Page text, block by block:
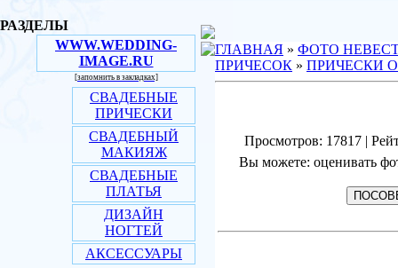
РАЗДЕЛЫ
WWW.WEDDING-
IMAGE.RU
[запомнить в закладках]
СВАДЕБНЫЕ
ПРИЧЕСКИ
СВАДЕБНЫЙ
МАКИЯЖ
СВАДЕБНЫЕ
ПЛАТЬЯ
ДИЗАЙН
НОГТЕЙ
АКСЕССУАРЫ
ГЛАВНАЯ » ФОТО
ПРИЧЕСОК » ПРИЧЕСКИ
Просмотров: 17817 |
Вы можете: оценивать